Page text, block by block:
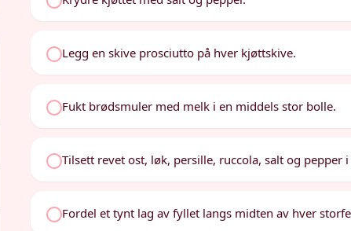
Legg en skive prosciutto på hver kjøttskive.
Fukt brødsmuler med melk i en middels stor bolle.
Tilsett revet ost, løk, persille, ruccola, salt og pepper
Fordel et tynt lag av fyllet langs midten av hver